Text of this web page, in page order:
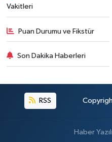
Vakitleri
Puan Durumu ve Fikstür
Son Dakika Haberleri
RSS
Haber